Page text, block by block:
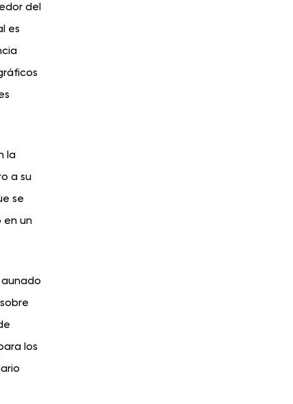
del
es
la
a su
se
en un
los